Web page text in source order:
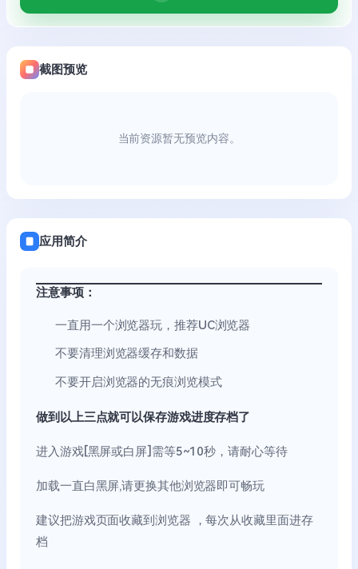
截图预览
当前资源暂无预览内容。
应用简介
注意事项：
一直用一个浏览器玩，推荐UC浏览器
不要清理浏览器缓存和数据
不要开启浏览器的无痕浏览模式
做到以上三点就可以保存游戏进度存档了
进入游戏[黑屏或白屏]需等5~10秒，请耐心等待
加载一直白黑屏,请更换其他浏览器即可畅玩
建议把游戏页面收藏到浏览器 ，每次从收藏里面进存
档